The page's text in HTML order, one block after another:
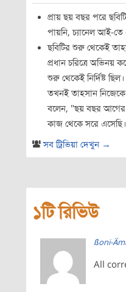
প্রায় ছয় বছর পরে
পায়নি, চ্যানেল আই-তে
ছবিটির শুরু থেকেই
প্রধান চরিত্রে অভিনয়
শুরু থেকেই নির্দিষ্ট
তখনই তাহসান নিজেকে
বলেন, "ছয় বছর আগের
কাজ থেকে সরে
সব ট্রিভিয়া দেখুন →
১টি রিভিউ
ßoni-
All